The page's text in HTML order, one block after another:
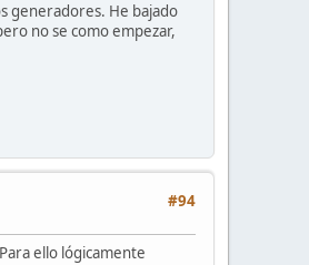
generadores. He bajado
no se como empezar,
#94
ello lógicamente